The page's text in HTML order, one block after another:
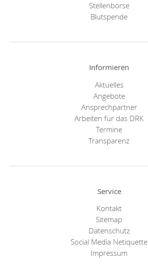
Stellenbörse
Blutspende
Informieren
Aktuelles
Angebote
Ansprechpartner
Arbeiten für das DRK
Termine
Transparenz
Service
Kontakt
Sitemap
Datenschutz
Social Media Netiquette
Impressum